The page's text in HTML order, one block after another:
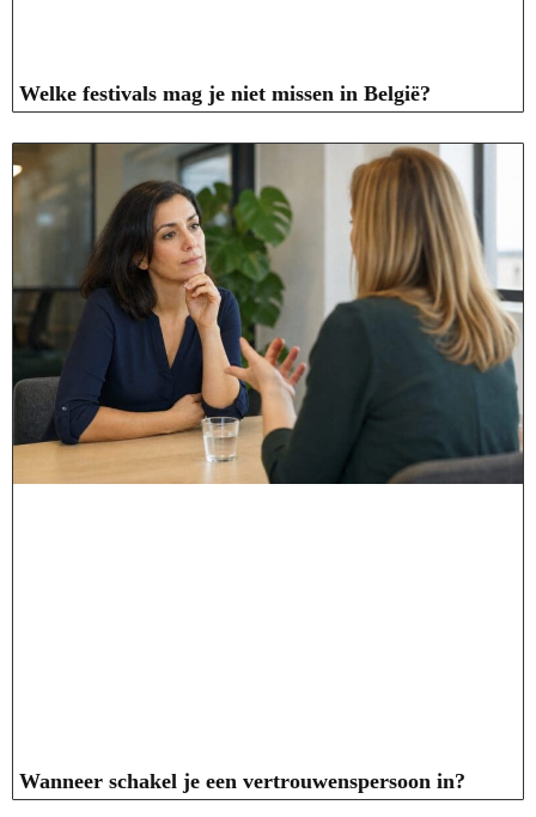
Welke festivals mag je niet missen in België?
Wanneer schakel je een vertrouwenspersoon in?